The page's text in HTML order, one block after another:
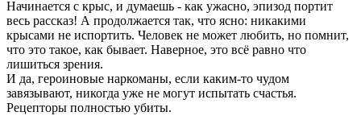
Начинается с крыс, и думаешь - как ужасно, эпизод портит
весь рассказ! А продолжается так, что ясно: никакими
крысами не испортить. Человек не может любить, но помнит,
что это такое, как бывает. Наверное, это всё равно что
лишиться зрения.
И да, героиновые наркоманы, если каким-то чудом
завязывают, никогда уже не могут испытать счастья.
Рецепторы полностью убиты.